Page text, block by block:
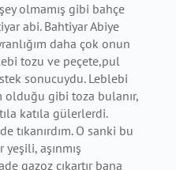
olmamış gibi bahçe
abi. Bahtiyar Abiye
daha çok onun
tozu ve peçete,pul
sonucuydu. Leblebi
gibi toza bulanır,
katıla gülerlerdi.
tıkanırdım. O sanki bu
aşınmış
gazoz çıkartır bana